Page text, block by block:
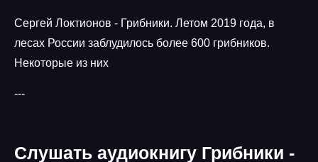
Сергей Локтионов - Грибники. Летом 2019 года, в
лесах России заблудилось более 600 грибников.
Некоторые из них
---
Слушать аудиокнигу Грибники -